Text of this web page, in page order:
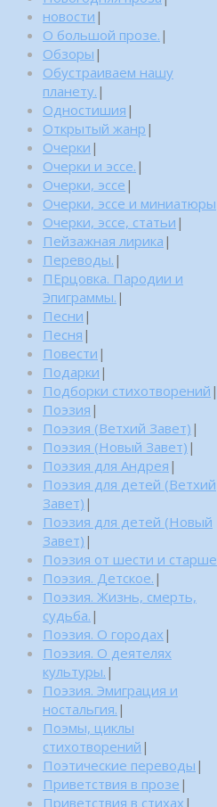
новости |
О большой прозе. |
Обзоры |
Обустраиваем нашу
планету. |
Одностишия |
Открытый жанр |
Очерки |
Очерки и эссе. |
Очерки, эссе |
Очерки, эссе и миниатюры
Очерки, эссе, статьи |
Пейзажная лирика |
Переводы. |
ПЕрцовка. Пародии и
Эпиграммы. |
Песни |
Песня |
Повести |
Подарки |
Подборки стихотворений |
Поэзия |
Поэзия (Ветхий Завет) |
Поэзия (Новый Завет) |
Поэзия для Андрея |
Поэзия для детей (Ветхий
Завет) |
Поэзия для детей (Новый
Завет) |
Поэзия от шести и старше
Поэзия. Детское. |
Поэзия. Жизнь, смерть,
судьба. |
Поэзия. О городах |
Поэзия. О деятелях
культуры. |
Поэзия. Эмиграция и
ностальгия. |
Поэмы, циклы
стихотворений |
Поэтические переводы |
Приветствия в прозе |
Приветствия в стихах |